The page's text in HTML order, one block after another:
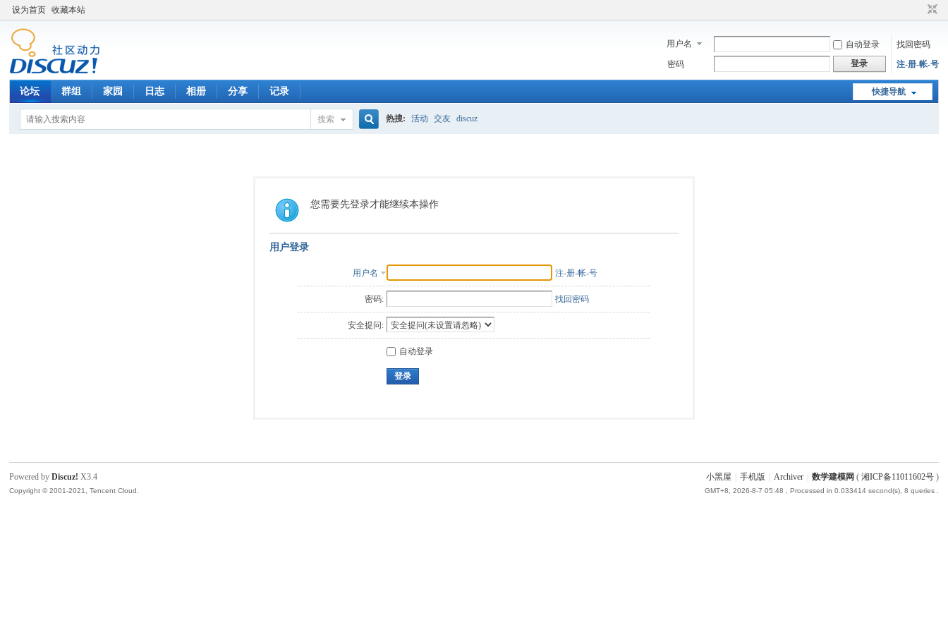
设为首页 收藏本站
用户名 自动登录
找回密码
密码
登录 注-册-帐-号
快捷导航
论坛 群组 家园 日志 相册 分享 记录
搜索
索
热搜: 活动 交友 discuz
您需要先登录才能继续本操作
用户登录
用户名 注-册-帐-号
密码: 找回密码
安全提问:
自动登录
登录
小黑屋 手机版 Archiver 数学建模网 ( 湘ICP备11011602号)
GMT+8, 2026-8-7 05:48 , Processed in 0.033414 second(s), 8 queries .
Powered byDiscuz! X3.4
Copyright © 2001-2021, Tencent Cloud.